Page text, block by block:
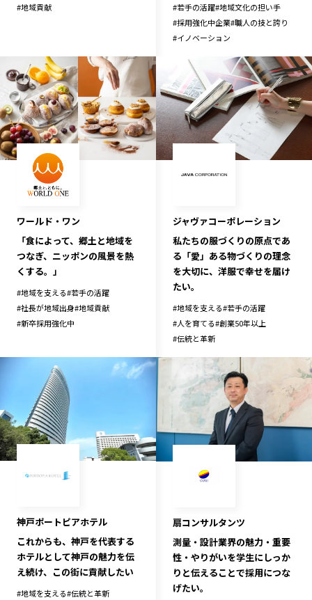
#地域貢献 #若手の活躍#地域文化の担い手
#採用強化中企業#職人の技と誇り
#イノベーション
ワールド・ワン
「食によって、郷土と地域を
つなぎ、ニッポンの風景を熱
くする。」
#地域を支える#若手の活躍
#社長が地域出身#地域貢献
#新卒採用強化中
ジャヴァコーポレーション
私たちの服づくりの原点であ
る「愛」ある物づくりの理念
を大切に、洋服で幸せを届け
たい。
#地域を支える#若手の活躍
#人を育てる#創業50年以上
#伝統と革新
神戸ポートピアホテル
これからも、神戸を代表する
ホテルとして神戸の魅力を伝
え続け、この街に貢献したい
#地域を支える#伝統と革新
扇コンサルタンツ
測量・設計業界の魅力・重要
性・やりがいを学生にしっか
りと伝えることで採用につな
げたい。